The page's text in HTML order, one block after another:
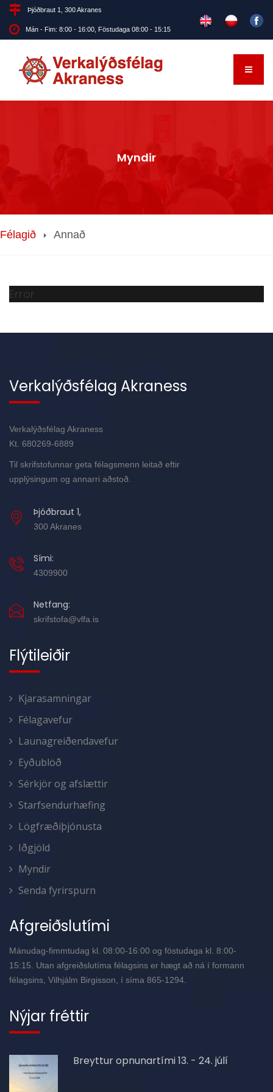
Þjóðbraut 1, 300 Akranes
Mán - Fim: 8:00 - 16:00, Föstudaga 08:00 - 15:15
Myndir
Félagið Annað
Error
Verkalýðsfélag Akraness
Verkalýðsfélag Akraness
Kt. 680269-6889
Til skrifstofunnar geta félagsmenn leitað eftir
upplýsingum og annarri aðstoð.
Þjóðbraut 1,
300 Akranes
Sími:
4309900
Netfang:
skrifstofa@vlfa.is
Flýtileiðir
Kjarasamningar
Félagavefur
Launagreiðendavefur
Eyðublöð
Sérkjör og afslættir
Starfsendurhæfing
Lögfræðiþjónusta
Iðgjöld
Myndir
Senda fyrirspurn
Afgreiðslutími
Mánudag-fimmtudag kl. 08:00-16:00 og föstudaga kl. 8:00-
15:15. Utan afgreiðslutíma félagsins er hægt að ná í formann
félagsins, Vilhjálm Birgisson, í síma 865-1294.
Nýjar fréttir
Breyttur opnunartími 13. - 24. júlí